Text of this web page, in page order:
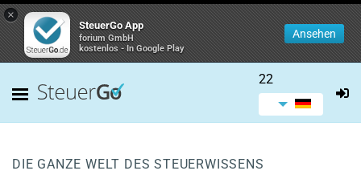
×
SteuerGo App
forium GmbH
kostenlos - In Google Play
Ansehen
22
DIE GANZE WELT DES STEUERWISSENS